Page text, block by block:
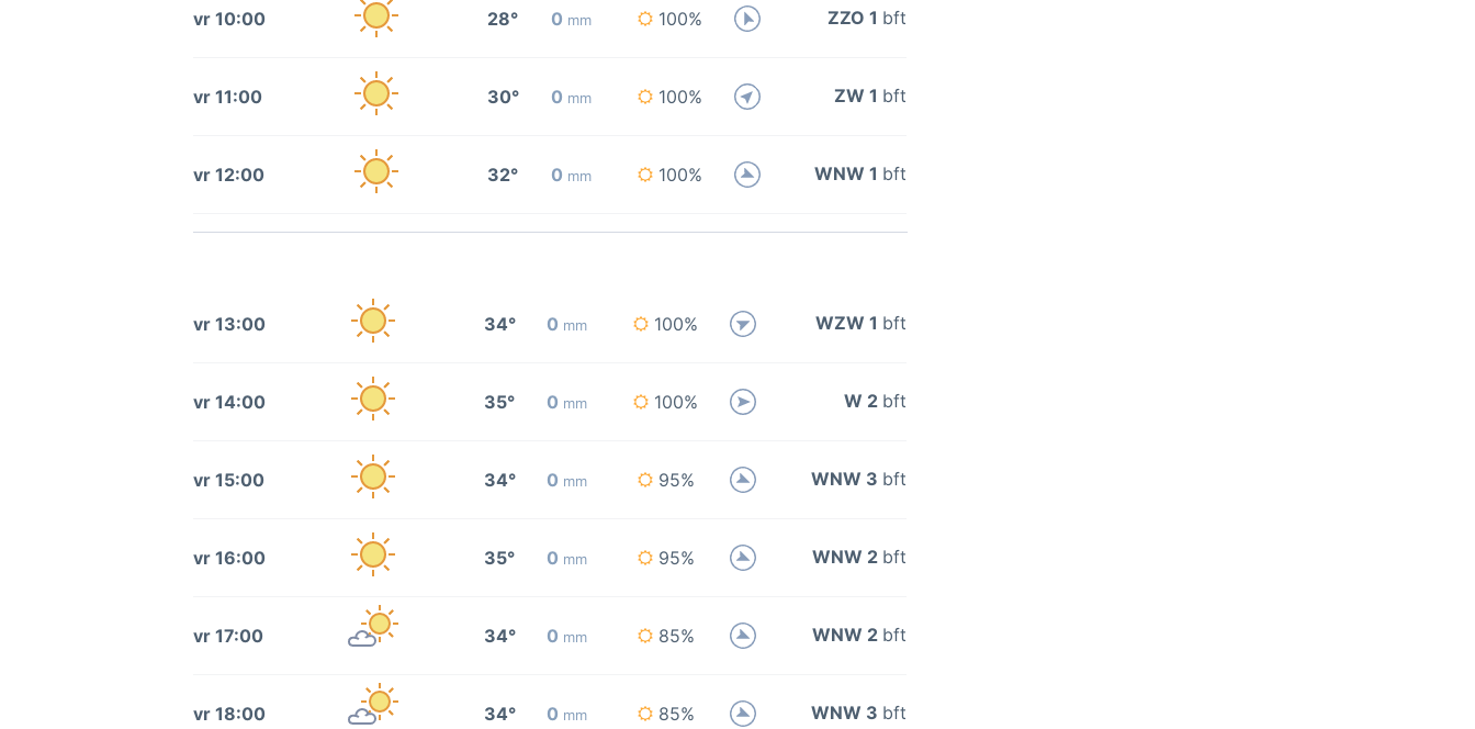
vr 10:00 28° 0 mm 100% ZZO 1 bft
vr 11:00 30° 0 mm 100% ZW 1 bft
vr 12:00 32° 0 mm 100% WNW 1 bft
vr 13:00 34° 0 mm 100% WZW 1 bft
vr 14:00 35° 0 mm 100% W 2 bft
vr 15:00 34° 0 mm 95% WNW 3 bft
vr 16:00 35° 0 mm 95% WNW 2 bft
vr 17:00 34° 0 mm 85% WNW 2 bft
vr 18:00 34° 0 mm 85% WNW 3 bft